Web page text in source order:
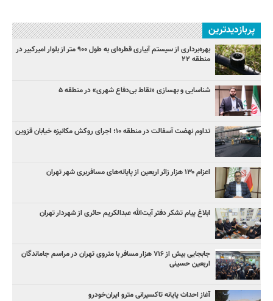
پربازدیدترین
بهره‌برداری از سیستم آبیاری قطره‌ای به طول ۹۰۰ متر از بلوار امیرکبیر در
منطقه ۲۲
شناسایی و بهسازی «نقاط بی‌دفاع شهری» در منطقه ۵
تداوم نهضت آسفالت در منطقه ۱۰؛ اجرای روکش مکانیزه خیابان قزوین
اعزام ۱۳۰ هزار زائر اربعین از پایانه‌های مسافربری شهر تهران
ابلاغ پیام تشکر دفتر آیت‌الله عبدالکریم حائری از شهردار تهران
جابجایی بیش از ۷۱۶ هزار مسافر با متروی تهران در مراسم جاماندگان
اربعین حسینی
آغاز احداث پایانه تاکسیرانی مترو ایران‌خودرو